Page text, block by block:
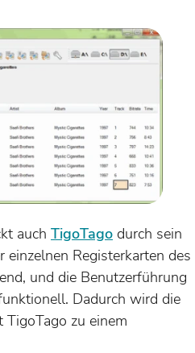
auch TigoTago durch sein
einzelnen Registerkarten des
und die Benutzerführung
Dadurch wird die
zu einem